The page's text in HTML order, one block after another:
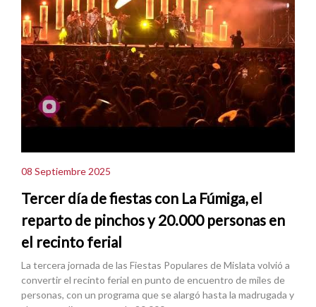
08 Septiembre 2025
Tercer día de fiestas con La Fúmiga, el
reparto de pinchos y 20.000 personas en
el recinto ferial
La tercera jornada de las Fiestas Populares de Mislata volvió a
convertir el recinto ferial en punto de encuentro de miles de
personas, con un programa que se alargó hasta la madrugada y